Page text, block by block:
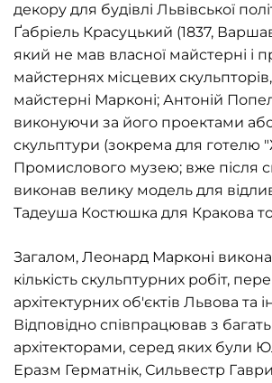
декору для будівлі Львівської
Ґабріель Красуцький (1837,
який не мав власної майстерні і
майстернях місцевих скульпторів,
майстерні Марконі; Антоній
виконуючи за його проектами
скульптури (зокрема для готелю
Промислового музею; вже після
виконав велику модель для
Тадеуша Костюшка для Кракова
Загалом, Леонард Марконі
кількість скульптурних робіт,
архітектурних об'єктів Львова та
Відповідно співпрацював з
архітекторами, серед яких були
Еразм Герматнік, Сильвестр